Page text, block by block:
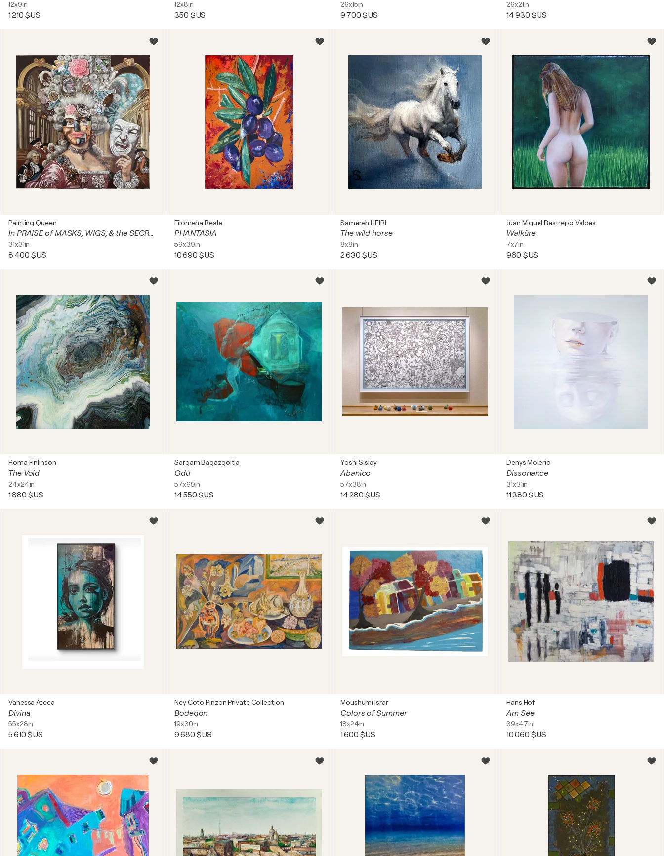
12x9in
1 210 $US
12x8in
350 $US
26x15in
9 700 $US
26x21in
14 930 $US
Painting Queen
In PRAISE of MASKS, WIGS, & the SECRETS THEY KEEP
31x31in
8 400 $US
Filomena Reale
PHANTASIA
59x39in
10 690 $US
Samereh HEIRI
The wild horse
8x8in
2 630 $US
Juan Miguel Restrepo Valdes
Walküre
7x7in
960 $US
Roma Finlinson
The Void
24x24in
1 880 $US
Sargam Bagazgoitia
Odù
57x69in
14 550 $US
Yoshi Sislay
Abanico
57x38in
14 280 $US
Denys Molerio
Dissonance
31x31in
11 380 $US
Vanessa Ateca
Divina
55x28in
5 610 $US
Ney Coto Pinzon Private Collection
Bodegon
19x30in
9 680 $US
Moushumi Israr
Colors of Summer
18x24in
1 600 $US
Hans Hof
Am See
39x47in
10 060 $US